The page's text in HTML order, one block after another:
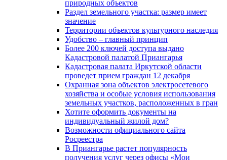
природных объектов
Раздел земельного участка: размер имеет
значение
Территории объектов культурного наследия
Удобство – главный принцип
Более 200 ключей доступа выдано
Кадастровой палатой Приангарья
Кадастровая палата Иркутской области
проведет прием граждан 12 декабря
Охранная зона объектов электросетевого
хозяйства и особые условия использования
земельных участков, расположенных в гран
Хотите оформить документы на
индивидуальный жилой дом?
Возможности официального сайта
Росреестра
В Приангарье растет популярность
получения услуг через офисы «Мои